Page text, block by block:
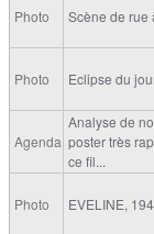
Photo Scène de rue
Photo Eclipse du
Agenda
Analyse de
poster très
ce fil...
Photo EVELINE,